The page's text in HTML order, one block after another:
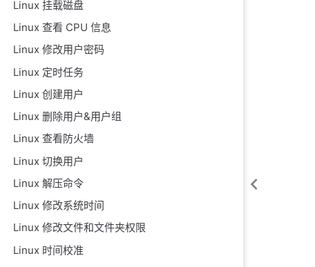
Linux 挂载磁盘
Linux 查看 CPU 信息
Linux 修改用户密码
Linux 定时任务
Linux 创建用户
Linux 删除用户&用户组
Linux 查看防火墙
Linux 切换用户
Linux 解压命令
Linux 修改系统时间
Linux 修改文件和文件夹权限
Linux 时间校准